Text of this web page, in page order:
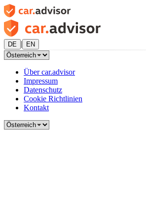
DE | EN
Über car.advisor
Impressum
Datenschutz
Cookie Richtlinien
Kontakt